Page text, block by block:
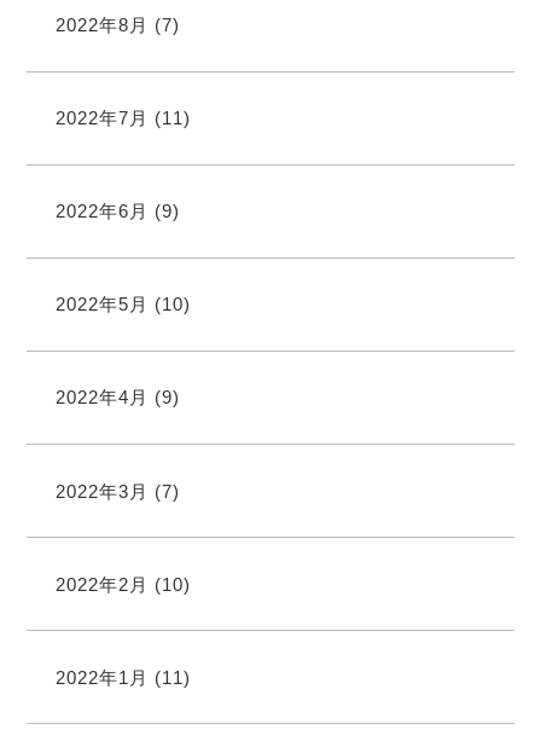
2022年8月 (7)
2022年7月 (11)
2022年6月 (9)
2022年5月 (10)
2022年4月 (9)
2022年3月 (7)
2022年2月 (10)
2022年1月 (11)